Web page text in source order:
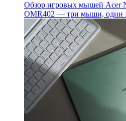
Обзор игровых мышей Acer
OMR402 — три мыши, один